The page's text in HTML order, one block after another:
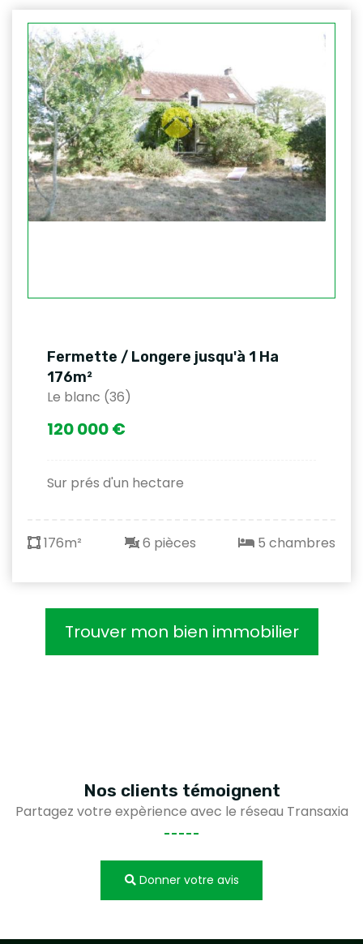
Fermette / Longere jusqu'à 1 Ha
176m²
Le blanc (36)
120 000 €
Sur prés d'un hectare
176m² 6 pièces 5 chambres
Trouver mon bien immobilier
Nos clients témoignent
Partagez votre expèrience avec le réseau Transaxia
Donner votre avis